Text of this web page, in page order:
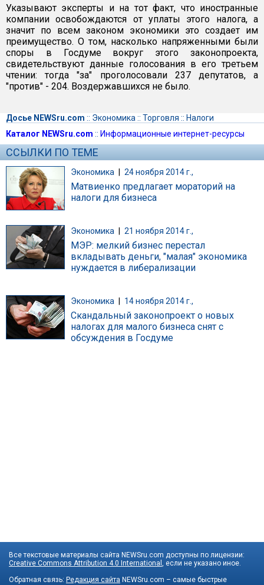
Указывают эксперты и на тот факт, что иностранные
компании освобождаются от уплаты этого налога, а
значит по всем законом экономики это создает им
преимущество. О том, насколько напряженными были
споры в Госдуме вокруг этого законопроекта,
свидетельствуют данные голосования в его третьем
чтении: тогда "за" проголосовали 237 депутатов, а
"против" - 204. Воздержавшихся не было.
Досье NEWSru.com :: Экономика :: Торговля :: Налоги
Каталог NEWSru.com :: Информационные интернет-ресурсы
ССЫЛКИ ПО ТЕМЕ
Экономика | 24 ноября 2014 г.,
Матвиенко предлагает мораторий на
налоги для бизнеса
Экономика 21 ноября 2014 г.,
МЭР: мелкий бизнес перестал
вкладывать деньги, "малая" экономика
нуждается в либерализации
Экономика 14 ноября 2014 г.,
Скандальный законопроект о новых
налогах для малого бизнеса снят с
обсуждения в Госдуме
Все текстовые материалы сайта NEWSru.com доступны по лицензии:
Creative Commons Attribution 4.0 International , если не указано иное.
Обратная связь: Редакция сайта NEWSru.com – самые быстрые